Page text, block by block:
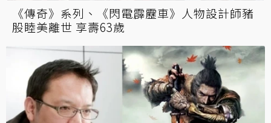
《傳奇》系列、《閃電霹靂車》人物設計師豬
股睦美離世 享壽63歲